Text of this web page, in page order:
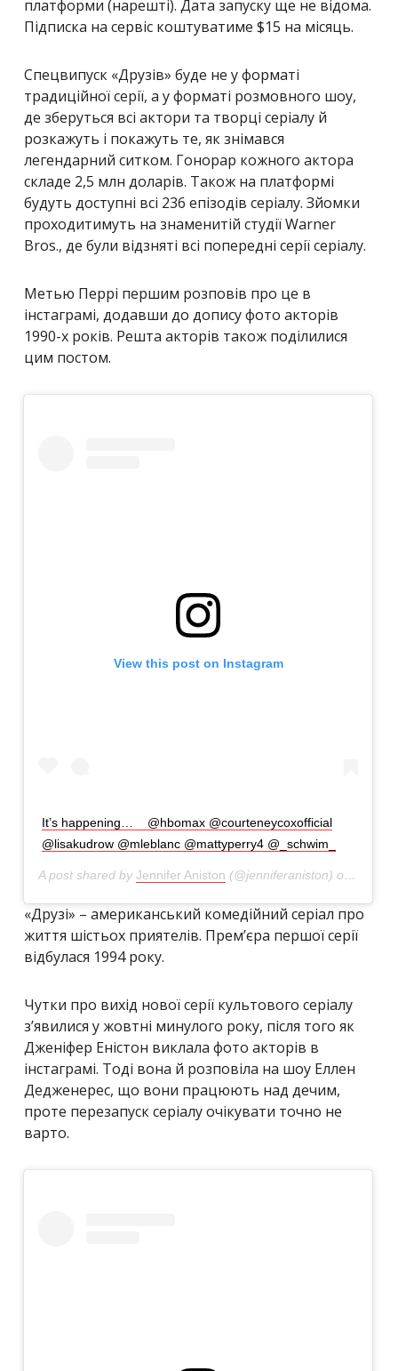
платформи (нарешті). Дата запуску ще не відома.
Підписка на сервіс коштуватиме $15 на місяць.
Спецвипуск «Друзів» буде не у форматі
традиційної серії, а у форматі розмовного шоу,
де зберуться всі актори та творці серіалу й
розкажуть і покажуть те, як знімався
легендарний ситком. Гонорар кожного актора
складе 2,5 млн доларів. Також на платформі
будуть доступні всі 236 епізодів серіалу. Зйомки
проходитимуть на знаменитій студії Warner
Bros., де були відзняті всі попередні серії серіалу.
Метью Перрі першим розповів про це в
інстаграмі, додавши до допису фото акторів
1990-х років. Решта акторів також поділилися
цим постом.
View this post on Instagram
It’s happening… ⁣ ⁣ ⁣ @hbomax⁣ @courteneycoxofficial⁣
@lisakudrow⁣ @mleblanc⁣ @mattyperry4⁣ @_schwim_
A post shared by Jennifer Aniston (@jenniferaniston) on
«Друзі» – американський комедійний серіал про
життя шістьох приятелів. Прем’єра першої серії
відбулася 1994 року.
Чутки про вихід нової серії культового серіалу
з’явилися у жовтні минулого року, після того як
Дженіфер Еністон виклала фото акторів в
інстаграмі. Тоді вона й розповіла на шоу Еллен
Дедженерес, що вони працюють над дечим,
проте перезапуск серіалу очікувати точно не
варто.